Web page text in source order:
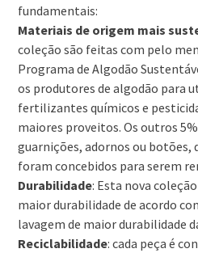
fundamentais:
Materiais de origem mais
coleção são feitas com pelo
Programa de Algodão
os produtores de algodão para
fertilizantes químicos e
maiores proveitos. Os outros
guarnições, adornos ou botões,
foram concebidos para serem
Durabilidade: Esta nova
maior durabilidade de acordo
lavagem de maior durabilidade
Reciclabilidade: cada peça é